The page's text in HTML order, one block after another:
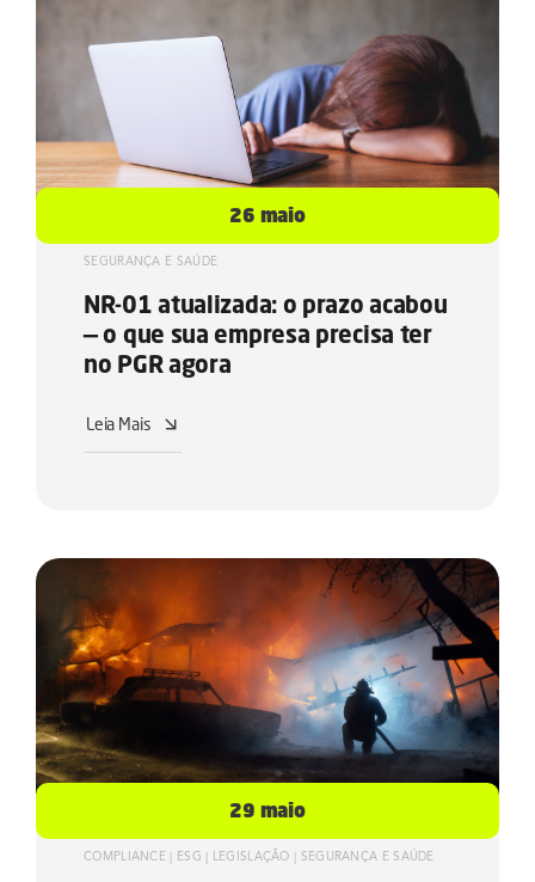
26 maio
SEGURANÇA E SAÚDE
NR-01 atualizada: o prazo acabou
— o que sua empresa precisa ter
no PGR agora
Leia Mais
29 maio
COMPLIANCE | ESG | LEGISLAÇÃO | SEGURANÇA E SAÚDE